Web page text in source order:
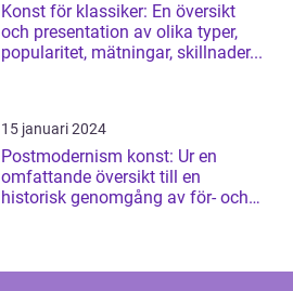
Konst för klassiker: En översikt
och presentation av olika typer,
popularitet, mätningar, skillnader...
15 januari 2024
Postmodernism konst: Ur en
omfattande översikt till en
historisk genomgång av för- och